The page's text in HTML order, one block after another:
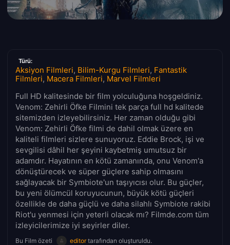
Türü:
Aksiyon Filmleri, Bilim-Kurgu Filmleri, Fantastik
Filmleri, Macera Filmleri, Marvel Filmleri
Full HD kalitesinde bir film yolculuğuna hoşgeldiniz.
Venom: Zehirli Öfke Filmini tek parça full hd kalitede
sitemizden izleyebilirsiniz. Her zaman olduğu gibi
Venom: Zehirli Öfke filmi de dahil olmak üzere en
kaliteli filmleri sizlere sunuyoruz. Eddie Brock, işi ve
sevgilisi dâhil her şeyini kaybetmiş umutsuz bir
adamdır. Hayatının en kötü zamanında, onu Venom'a
dönüştürecek ve süper güçlere sahip olmasını
sağlayacak bir Symbiote'un taşıyıcısı olur. Bu güçler,
bu yeni ölümcül koruyucunun, büyük kötü güçleri
özellikle de daha güçlü ve daha silahlı Symbiote rakibi
Riot'u yenmesi için yeterli olacak mı? Filmde.com tüm
izleyicilerimize iyi seyirler diler.
Bu Film özeti editortarafından oluşturuldu.